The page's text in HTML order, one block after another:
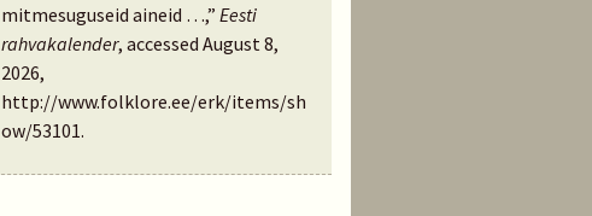
mitmesuguseid aineid …,”Eesti
rahvakalender, accessed August 8,
2026,
http://www.folklore.ee/erk/items/sh
ow/53101.